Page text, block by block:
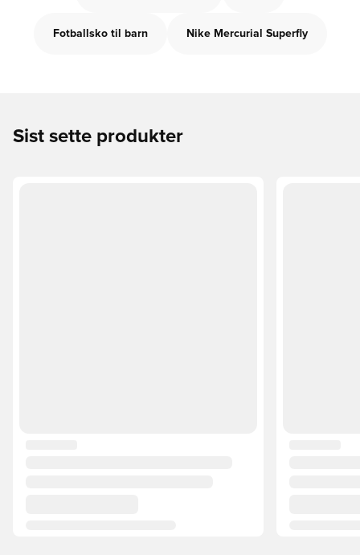
Fotballsko til barn Nike Mercurial Superfly
Sist sette produkter